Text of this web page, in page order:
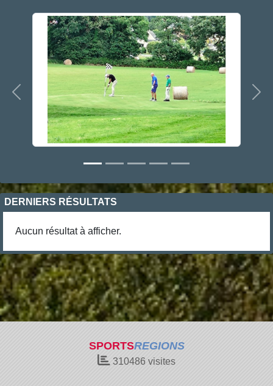
Précedent
DERNIERS RÉSULTATS
Aucun résultat à afficher.
SPORTSREGIONS
310486 visites